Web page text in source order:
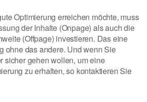
Optimierung erreichen möchte, muss
der Inhalte (Onpage) als auch die
(Offpage) investieren. Das eine
ohne das andere. Und wenn Sie
sicher gehen wollen, um eine
zu erhalten, so kontaktieren Sie